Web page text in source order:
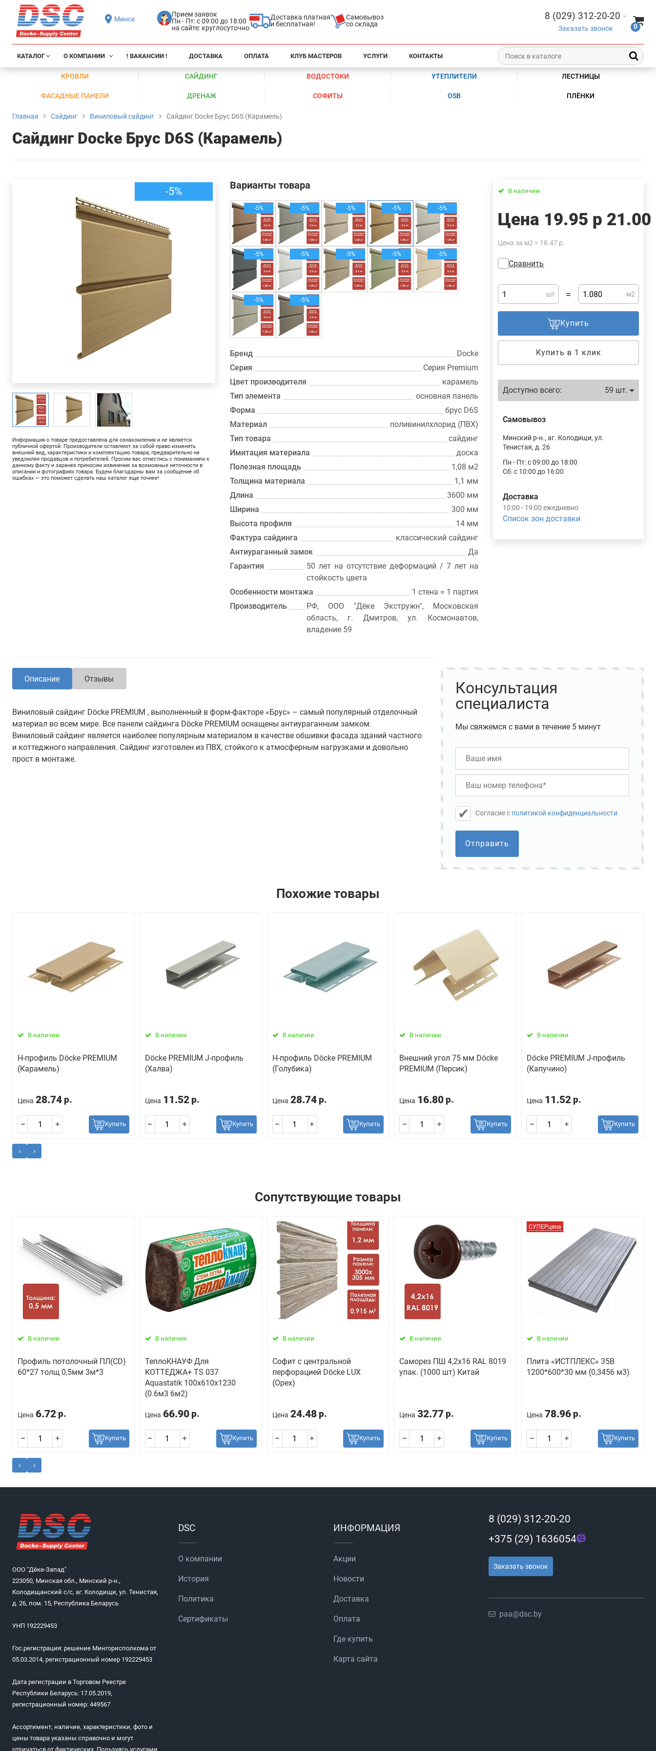
Минск
Прием заявок
Пн - Пт: с 09:00 до 18:00
на сайте: круглосуточно
Доставка платная
и бесплатная!
Самовывоз
со склада
8 (029) 312-20-20
Заказать звонок 0
КАТАЛОГ О КОМПАНИИ ! ВАКАНСИИ ! ДОСТАВКА ОПЛАТА КЛУБ МАСТЕРОВ УСЛУГИ КОНТАКТЫ
КРОВЛИ САЙДИНГ ВОДОСТОКИ УТЕПЛИТЕЛИ ЛЕСТНИЦЫ
ФАСАДНЫЕ ПАНЕЛИ ДРЕНАЖ СОФИТЫ OSB ПЛЁНКИ
Главная Сайдинг Виниловый сайдинг Сайдинг Docke Брус D6S (Карамель)
Сайдинг Docke Брус D6S (Карамель)
-5%
Информация о товаре предоставлена для ознакомления и не является
публичной офертой. Производители оставляют за собой право изменять
внешний вид, характеристики и комплектацию товара, предварительно не
уведомляя продавцов и потребителей. Просим вас отнестись с пониманием к
данному факту и заранее приносим извинения за возможные неточности в
описании и фотографиях товара. Будем благодарны вам за сообщение об
ошибках — это поможет сделать наш каталог еще точнее!
Варианты товара
-5% -5% -5% -5% -5%
-5% -5% -5% -5% -5%
-5% -5%
Бренд
Docke
Серия
Серия Premium
Цвет производителя
карамель
Тип элемента
основная панель
Форма
брус D6S
Материал
поливинилхлорид (ПВХ)
Тип товара
сайдинг
Имитация материала
доска
Полезная площадь
1,08 м2
Толщина материала
1,1 мм
Длина
3600 мм
Ширина
300 мм
Высота профиля
14 мм
Фактура сайдинга
классический сайдинг
Антиураганный замок
Да
Гарантия
50 лет на отсутствие деформаций / 7 лет на
стойкость цвета
Особенности монтажа
1 стена = 1 партия
Производитель
РФ, ООО "Дёке Экстружн", Московская
область, г. Дмитров, ул. Космонавтов,
владение 59
В наличии
Цена 19.95 р 21.00
Цена за м2 = 18.47 р.
Сравнить
шт = м2
Купить
Купить в 1 клик
Доступно всего: 59 шт.
Самовывоз
Минский р-н., аг. Колодищи, ул.
Тенистая, д. 26
Пн - Пт: с 09:00 до 18:00
Сб: с 10:00 до 16:00
Доставка
10:00 - 19:00 ежедневно
Список зон доставки
Описание Отзывы
Виниловый сайдинг Döcke PREMIUM , выполненный в форм-факторе «Брус» – самый популярный отделочный
материал во всем мире. Все панели сайдинга Döcke PREMIUM оснащены антиураганным замком.
Виниловый сайдинг является наиболее популярным материалом в качестве обшивки фасада зданий частного
и коттеджного направления. Сайдинг изготовлен из ПВХ, стойкого к атмосферным нагрузками и довольно
прост в монтаже.
Консультация
специалиста
Мы свяжемся с вами в течение 5 минут
Cогласие с политикой конфиденциальности
Отправить
Похожие товары
В наличии
H-профиль Döcke PREMIUM
(Карамель)
Цена 28.74 р.
Купить
В наличии
Döcke PREMIUM J-профиль
(Халва)
Цена 11.52 р.
Купить
В наличии
H-профиль Döcke PREMIUM
(Голубика)
Цена 28.74 р.
Купить
В наличии
Внешний угол 75 мм Döcke
PREMIUM (Персик)
Цена 16.80 р.
Купить
В наличии
Döcke PREMIUM J-профиль
(Капучино)
Цена 11.52 р.
Купить
‹ ›
Сопутствующие товары
В наличии
Профиль потолочный ПЛ(СD)
60*27 толщ 0,5мм 3м*3
Цена 6.72 р.
Купить
В наличии
ТеплоКНАУФ Для
КОТТЕДЖА+ TS 037
Aquastatik 100х610х1230
(0.6м3 6м2)
Цена 66.90 р.
Купить
В наличии
Софит с центральной
перфорацией Döcke LUX
(Орех)
Цена 24.48 р.
Купить
В наличии
Саморез ПШ 4,2х16 RAL 8019
упак. (1000 шт) Китай
Цена 32.77 р.
Купить
СУПЕРцена
В наличии
Плита «ИСТПЛЕКС» 35В
1200*600*30 мм (0,3456 м3)
Цена 78.96 р.
Купить
‹ ›
ООО "Дёке-Запад"
223050, Минская обл., Минский р-н.,
Колодищанский с/с, аг. Колодищи, ул. Тенистая,
д. 26, пом. 15, Республика Беларусь
УНП 192229453
Гос.регистрация: решение Мингорисполкома от
05.03.2014, регистрационный номер 192229453
Дата регистрации в Торговом Реестре
Республики Беларусь: 17.05.2019,
регистрационный номер: 449567
Ассортимент, наличие, характеристики, фото и
цены товара указаны справочно и могут
отличаться от фактических. Пользуясь услугами
DSC
О компании
История
Политика
Сертификаты
ИНФОРМАЦИЯ
Акции
Новости
Доставка
Оплата
Где купить
Карта сайта
8 (029) 312-20-20
+375 (29) 1636054
Заказать звонок
paa@dsc.by